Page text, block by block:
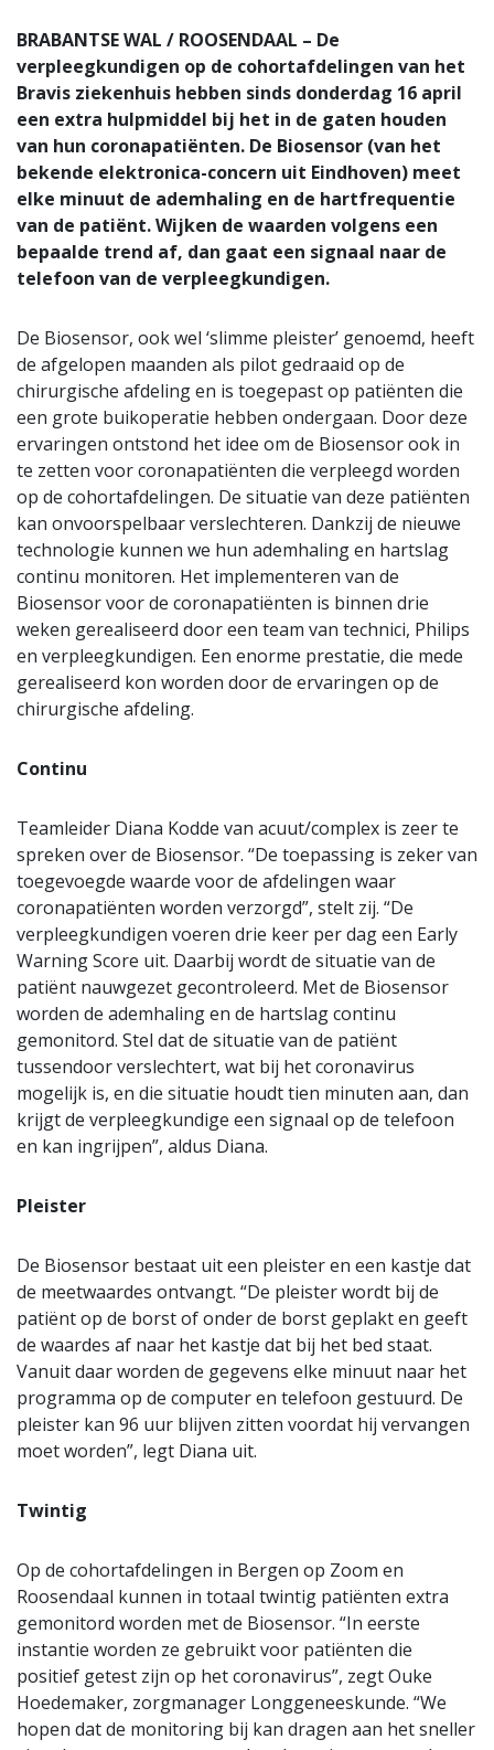
BRABANTSE WAL / ROOSENDAAL – De
verpleegkundigen op de cohortafdelingen van het
Bravis ziekenhuis hebben sinds donderdag 16 april
een extra hulpmiddel bij het in de gaten houden
van hun coronapatiënten. De Biosensor (van het
bekende elektronica-concern uit Eindhoven) meet
elke minuut de ademhaling en de hartfrequentie
van de patiënt. Wijken de waarden volgens een
bepaalde trend af, dan gaat een signaal naar de
telefoon van de verpleegkundigen.
De Biosensor, ook wel ‘slimme pleister’ genoemd, heeft
de afgelopen maanden als pilot gedraaid op de
chirurgische afdeling en is toegepast op patiënten die
een grote buikoperatie hebben ondergaan. Door deze
ervaringen ontstond het idee om de Biosensor ook in
te zetten voor coronapatiënten die verpleegd worden
op de cohortafdelingen. De situatie van deze patiënten
kan onvoorspelbaar verslechteren. Dankzij de nieuwe
technologie kunnen we hun ademhaling en hartslag
continu monitoren. Het implementeren van de
Biosensor voor de coronapatiënten is binnen drie
weken gerealiseerd door een team van technici, Philips
en verpleegkundigen. Een enorme prestatie, die mede
gerealiseerd kon worden door de ervaringen op de
chirurgische afdeling.
Continu
Teamleider Diana Kodde van acuut/complex is zeer te
spreken over de Biosensor. “De toepassing is zeker van
toegevoegde waarde voor de afdelingen waar
coronapatiënten worden verzorgd”, stelt zij. “De
verpleegkundigen voeren drie keer per dag een Early
Warning Score uit. Daarbij wordt de situatie van de
patiënt nauwgezet gecontroleerd. Met de Biosensor
worden de ademhaling en de hartslag continu
gemonitord. Stel dat de situatie van de patiënt
tussendoor verslechtert, wat bij het coronavirus
mogelijk is, en die situatie houdt tien minuten aan, dan
krijgt de verpleegkundige een signaal op de telefoon
en kan ingrijpen”, aldus Diana.
Pleister
De Biosensor bestaat uit een pleister en een kastje dat
de meetwaardes ontvangt. “De pleister wordt bij de
patiënt op de borst of onder de borst geplakt en geeft
de waardes af naar het kastje dat bij het bed staat.
Vanuit daar worden de gegevens elke minuut naar het
programma op de computer en telefoon gestuurd. De
pleister kan 96 uur blijven zitten voordat hij vervangen
moet worden”, legt Diana uit.
Twintig
Op de cohortafdelingen in Bergen op Zoom en
Roosendaal kunnen in totaal twintig patiënten extra
gemonitord worden met de Biosensor. “In eerste
instantie worden ze gebruikt voor patiënten die
positief getest zijn op het coronavirus”, zegt Ouke
Hoedemaker, zorgmanager Longgeneeskunde. “We
hopen dat de monitoring bij kan dragen aan het sneller